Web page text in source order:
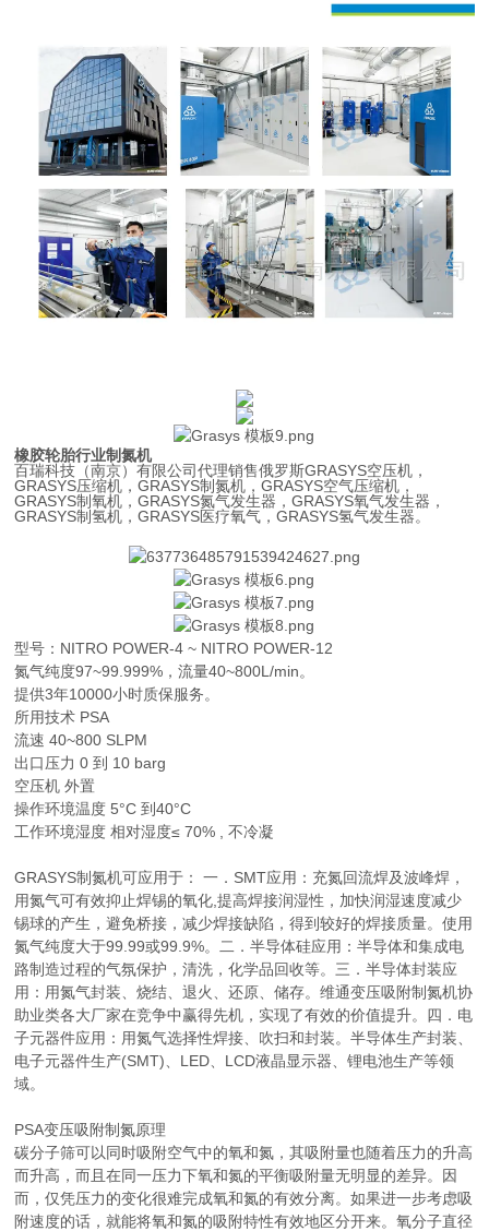
橡胶轮胎行业制氮机
百瑞科技（南京）有限公司代理销售俄罗斯GRASYS空压机，
GRASYS压缩机，GRASYS制氮机 ，GRASYS空气压缩机，
GRASYS制氧机，GRASYS氮气发生器，GRASYS氧气发生器，
GRASYS制氢机，GRASYS医疗氧气，GRASYS氢气发生器。
型号：NITRO POWER-4 ~ NITRO POWER-12
氮气纯度97~99.999%，流量40~800L/min。
提供3年10000小时质保服务。
所用技术 PSA
流速 40~800 SLPM
出口压力 0 到 10 barg
空压机 外置
操作环境温度 5°C 到40°C
工作环境湿度 相对湿度≤ 70% , 不冷凝
GRASYS制氮机可应用于： 一．SMT应用：充氮回流焊及波峰焊，
用氮气可有效抑止焊锡的氧化,提高焊接润湿性，加快润湿速度减少
锡球的产生，避免桥接，减少焊接缺陷，得到较好的焊接质量。使用
氮气纯度大于99.99或99.9%。二．半导体硅应用：半导体和集成电
路制造过程的气氛保护，清洗，化学品回收等。三．半导体封装应
用：用氮气封装、烧结、退火、还原、储存。维通变压吸附制氮机协
助业类各大厂家在竞争中赢得先机，实现了有效的价值提升。四．电
子元器件应用：用氮气选择性焊接、吹扫和封装。半导体生产封装、
电子元器件生产(SMT)、LED、LCD液晶显示器、锂电池生产等领
域。
PSA变压吸附制氮原理
碳分子筛可以同时吸附空气中的氧和氮，其吸附量也随着压力的升高
而升高，而且在同一压力下氧和氮的平衡吸附量无明显的差异。因
而，仅凭压力的变化很难完成氧和氮的有效分离。如果进一步考虑吸
附速度的话，就能将氧和氮的吸附特性有效地区分开来。氧分子直径